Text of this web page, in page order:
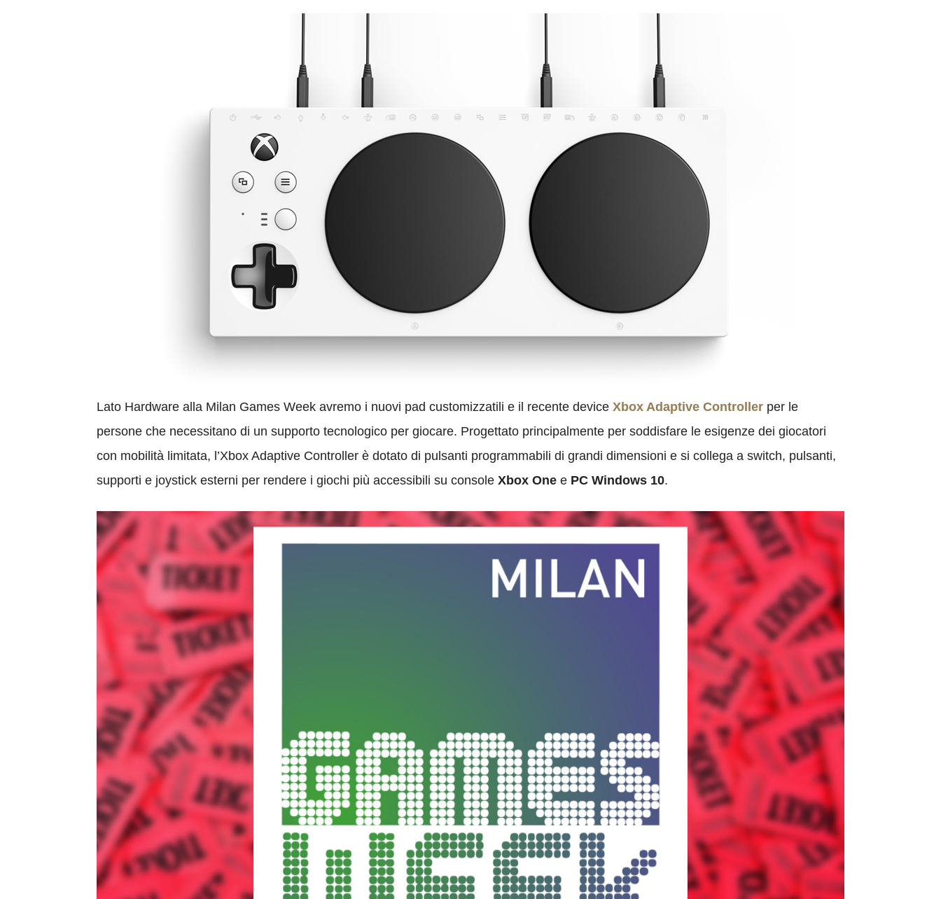
Lato Hardware alla Milan Games Week avremo i nuovi pad customizzatili e il recente device Xbox Adaptive Controller per le
persone che necessitano di un supporto tecnologico per giocare. Progettato principalmente per soddisfare le esigenze dei giocatori
con mobilità limitata, l’Xbox Adaptive Controller è dotato di pulsanti programmabili di grandi dimensioni e si collega a switch, pulsanti,
supporti e joystick esterni per rendere i giochi più accessibili su console Xbox One e PC Windows 10.